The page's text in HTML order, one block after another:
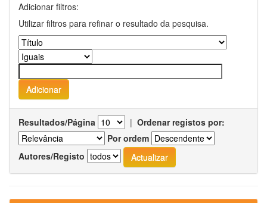
Adicionar filtros:
Utilizar filtros para refinar o resultado da pesquisa.
Resultados/Página | Ordenar registos por:
Por ordem
Autores/Registo